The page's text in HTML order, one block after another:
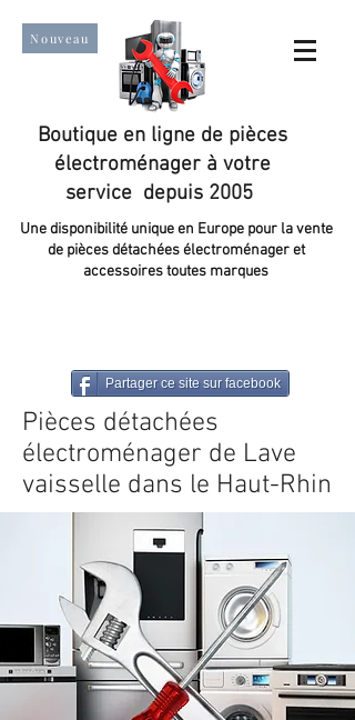
Nouveau
Boutique en ligne de pièces
électroménager à votre
service depuis 2005
Une disponibilité unique en Europe pour la vente
de pièces détachées électroménager et
accessoires toutes marques
Partager ce site sur facebook
Pièces détachées
électroménager de Lave
vaisselle dans le Haut-Rhin